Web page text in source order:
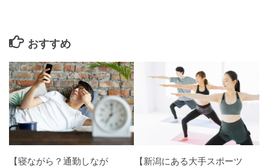
おすすめ
【寝ながら？通勤しなが
【新潟にある大手スポーツ